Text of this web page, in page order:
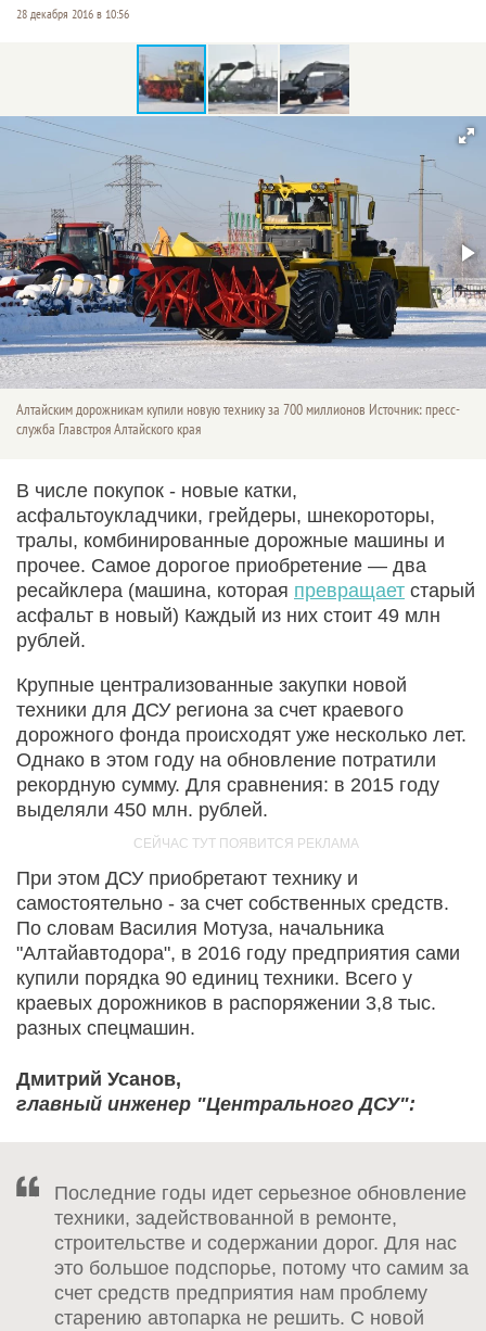
28 декабря 2016 в 10:56
Алтайским дорожникам купили новую технику за 700 миллионов Источник: пресс-
служба Главстроя Алтайского края
В числе покупок - новые катки,
асфальтоукладчики, грейдеры, шнекороторы,
тралы, комбинированные дорожные машины и
прочее. Самое дорогое приобретение — два
ресайклера (машина, которая превращает старый
асфальт в новый) Каждый из них стоит 49 млн
рублей.
Крупные централизованные закупки новой
техники для ДСУ региона за счет краевого
дорожного фонда происходят уже несколько лет.
Однако в этом году на обновление потратили
рекордную сумму. Для сравнения: в 2015 году
выделяли 450 млн. рублей.
При этом ДСУ приобретают технику и
самостоятельно - за счет собственных средств.
По словам Василия Мотуза, начальника
"Алтайавтодора", в 2016 году предприятия сами
купили порядка 90 единиц техники. Всего у
краевых дорожников в распоряжении 3,8 тыс.
разных спецмашин.
Дмитрий Усанов,
главный инженер "Центрального ДСУ":
Последние годы идет серьезное обновление
техники, задействованной в ремонте,
строительстве и содержании дорог. Для нас
это большое подспорье, потому что самим за
счет средств предприятия нам проблему
старению автопарка не решить. С новой